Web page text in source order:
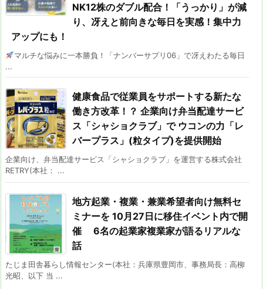
NK12株のダブル配合！「うっかり」が減
り、冴えと前向きな毎日を実感！集中力
アップにも！
マルチな悩みに一本勝負！「ナンバーサプリ06」で冴えわたる毎日
...
健康食品で従業員をサポートする新たな
働き方改革！？ 企業向け弁当配達サービ
ス「シャショクラブ」で ウコンの力「レ
バープラス」(粒タイプ)を提供開始
企業向け、弁当配達サービス「シャショクラブ」を運営する株式会社
RETRY(本社： ...
地方起業・複業・兼業希望者向け無料セ
ミナーを 10月27日に移住イベント内で開
催 6名の起業家複業家が語るリアルな
話
たじま田舎暮らし情報センター(本社：兵庫県豊岡市、事務局長：高柳
光昭、以下 当 ...